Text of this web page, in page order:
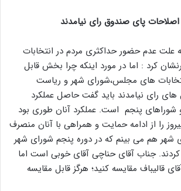
پای صندوق رای نیامدند
علت عدم حضور حداکثری مردم در انتخابات
کرد : اما در مورد اینکه چرا بخش قابل
های مجلس،شورای شهر و ریاست
رای نیامدند باید گفت حاصل عملکرد
پنجم است. عملکرد آنان طوری بود
را از ادامه حمایت و همراهی با آنان منصرف
شهر هم می بینم که در دوره پنجم شورای شهر
جناب آقای حناچی آقای خوبی است اما
قالیباف مقایسه کنید؛ هرگز قابل مقایسه